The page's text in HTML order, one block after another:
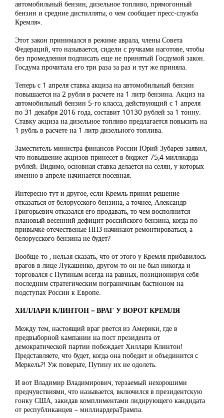
автомобильный бензин, дизельное топливо, прямогонный
бензин и средние дистилляты, о чем сообщает пресс-служба
Кремля».
Этот закон принимался в режиме аврала, члены Совета
Федераций, что называется, сидели с ручками наготове, чтобы
без промедления подписать еще не принятый Госдумой закон.
Госдума прочитала его три раза за раз и тут же приняла.
Теперь с 1 апреля ставка акциза на автомобильный бензин
повышается на 2 рубля в расчете на 1 литр бензина. Акциз на
автомобильный бензин 5-го класса, действующий с 1 апреля
по 31 декабря 2016 года, составит 10130 рублей за 1 тонну.
Ставку акциза на дизельное топливо предлагается повысить на
1 рубль в расчете на 1 литр дизельного топлива.
Заместитель министра финансов России Юрий Зубарев заявил,
что повышение акцизов принесет в бюджет 75,4 миллиарда
рублей. Видимо, основная ставка делается на селян, у которых
именно в апреле начинается посевная.
Интересно тут и другое, если Кремль принял решение
отказаться от белорусского бензина, а точнее, Александр
Григорьевич отказался его продавать, то чем восполнится
плановый весенний дефицит российского бензина, когда по
привычке отечественые НПЗ начинают ремонтироваться, а
белорусского бензина не будет?
Вообще-то , нельзя сказать, что от этого у Кремля прибавилось
врагов в лице Лукашенко, другом-то он не был никогда и
торговался с Путиным всегда на равных, позиционируя себя
последним стратегическим пограничным бастионом на
подступах России к Европе.
ХИЛЛАРИ КЛИНТОН – ВРАГ У ВОРОТ КРЕМЛЯ
Между тем, настоящий враг рвется из Америки, где в
предвыборной кампании на пост президента от
демократической партии побеждает Хиллари Клинтон!
Представляете, что будет, когда она победит и объединится с
Меркель?! Уж поверьте, Путину их не одолеть.
И вот Владимир Владимирович, терзаемый нехорошими
предчувствиями, что называется, включился в президентскую
гонку США, закидав комплиментами лидирующего кандидата
от республиканцев – миллиардераТрампа.